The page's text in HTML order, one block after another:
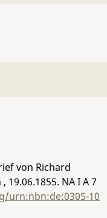
von Richard
19.06.1855. NA I A 7
urn:nbn:de:0305-10